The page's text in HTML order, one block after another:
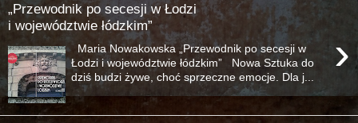
„Przewodnik po secesji w Łodzi
i województwie łódzkim”
›
Maria Nowakowska „Przewodnik po secesji w
Łodzi i województwie łódzkim” Nowa Sztuka do
dziś budzi żywe, choć sprzeczne emocje. Dla j...